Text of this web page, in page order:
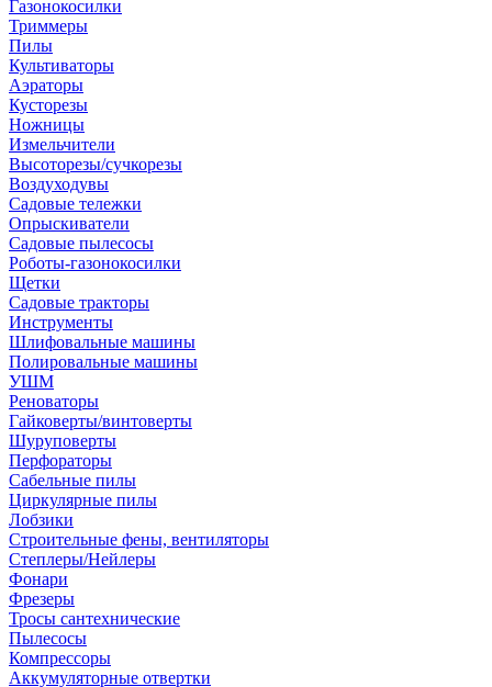
Газонокосилки
Триммеры
Пилы
Культиваторы
Аэраторы
Кусторезы
Ножницы
Измельчители
Высоторезы/сучкорезы
Воздуходувы
Садовые тележки
Опрыскиватели
Садовые пылесосы
Роботы-газонокосилки
Щетки
Садовые тракторы
Инструменты
Шлифовальные машины
Полировальные машины
УШМ
Реноваторы
Гайковерты/винтоверты
Шуруповерты
Перфораторы
Сабельные пилы
Циркулярные пилы
Лобзики
Строительные фены, вентиляторы
Степлеры/Нейлеры
Фонари
Фрезеры
Тросы сантехнические
Пылесосы
Компрессоры
Аккумуляторные отвертки